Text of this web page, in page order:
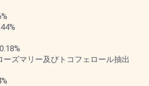
ーズマリー及びトコフェロール抽出